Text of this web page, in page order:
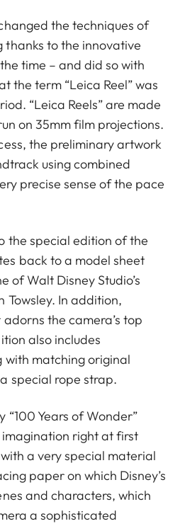
the techniques of
to the innovative
time – and did so with
the term “Leica Reel” was
“Leica Reels” are made
on 35mm film projections.
the preliminary artwork
using combined
precise sense of the pace
the special edition of the
back to a model sheet
of Walt Disney Studio’s
Towsley. In addition,
the camera’s top
also includes
matching original
special rope strap.
“100 Years of Wonder”
right at first
a very special material
paper on which Disney’s
and characters, which
a sophisticated